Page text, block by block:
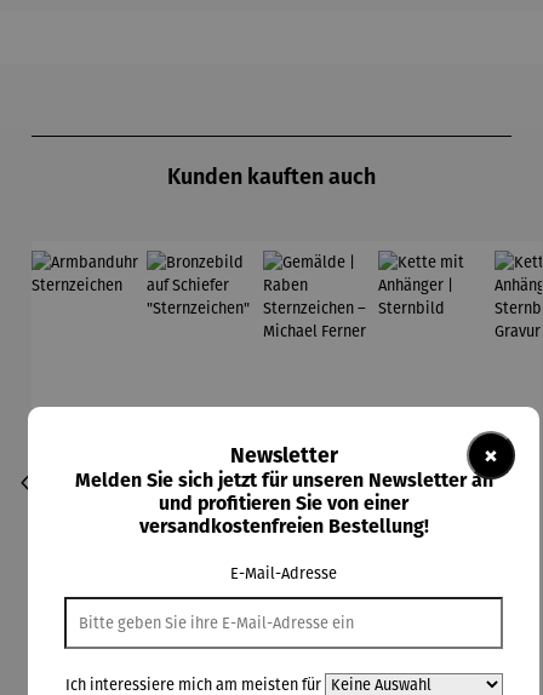
Kunden kauften auch
×
Newsletter
Melden Sie sich jetzt für unseren Newsletter an
und profitieren Sie von einer
versandkostenfreien Bestellung!
E-Mail-Adresse
Ich interessiere mich am meisten für